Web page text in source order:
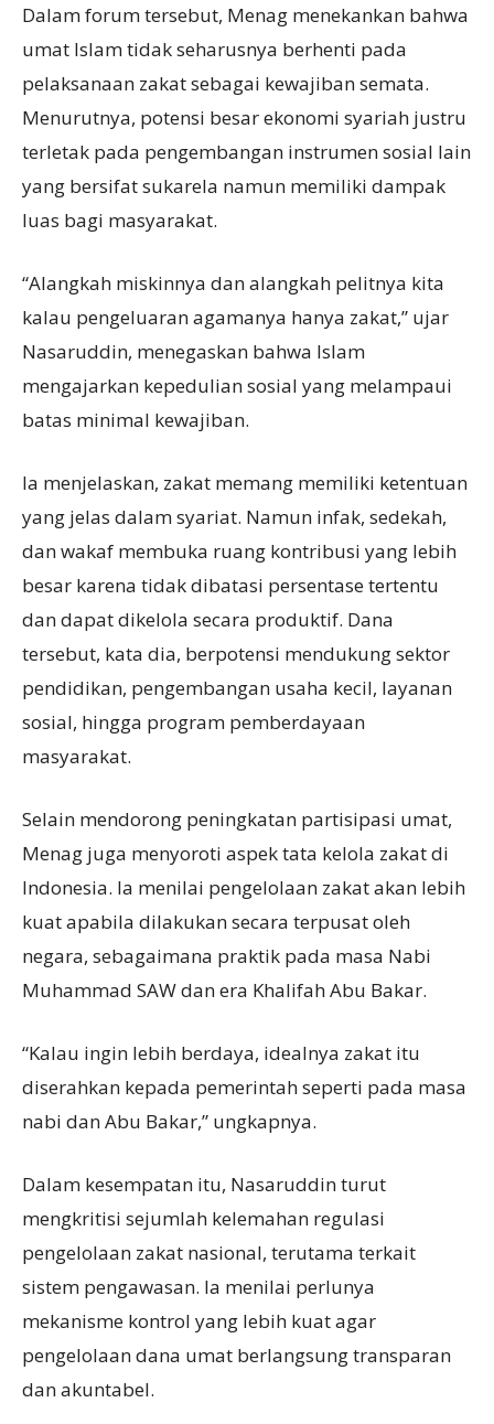
Dalam forum tersebut, Menag menekankan bahwa
umat Islam tidak seharusnya berhenti pada
pelaksanaan zakat sebagai kewajiban semata.
Menurutnya, potensi besar ekonomi syariah justru
terletak pada pengembangan instrumen sosial lain
yang bersifat sukarela namun memiliki dampak
luas bagi masyarakat.
“Alangkah miskinnya dan alangkah pelitnya kita
kalau pengeluaran agamanya hanya zakat,” ujar
Nasaruddin, menegaskan bahwa Islam
mengajarkan kepedulian sosial yang melampaui
batas minimal kewajiban.
Ia menjelaskan, zakat memang memiliki ketentuan
yang jelas dalam syariat. Namun infak, sedekah,
dan wakaf membuka ruang kontribusi yang lebih
besar karena tidak dibatasi persentase tertentu
dan dapat dikelola secara produktif. Dana
tersebut, kata dia, berpotensi mendukung sektor
pendidikan, pengembangan usaha kecil, layanan
sosial, hingga program pemberdayaan
masyarakat.
Selain mendorong peningkatan partisipasi umat,
Menag juga menyoroti aspek tata kelola zakat di
Indonesia. Ia menilai pengelolaan zakat akan lebih
kuat apabila dilakukan secara terpusat oleh
negara, sebagaimana praktik pada masa Nabi
Muhammad SAW dan era Khalifah Abu Bakar.
“Kalau ingin lebih berdaya, idealnya zakat itu
diserahkan kepada pemerintah seperti pada masa
nabi dan Abu Bakar,” ungkapnya.
Dalam kesempatan itu, Nasaruddin turut
mengkritisi sejumlah kelemahan regulasi
pengelolaan zakat nasional, terutama terkait
sistem pengawasan. Ia menilai perlunya
mekanisme kontrol yang lebih kuat agar
pengelolaan dana umat berlangsung transparan
dan akuntabel.